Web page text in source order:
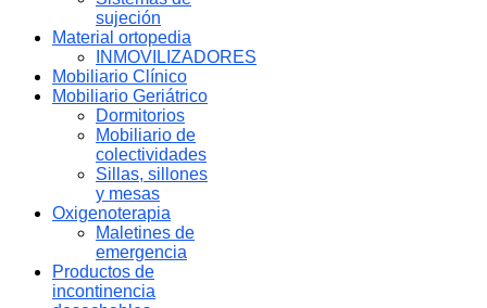
sujeción
Material ortopedia
INMOVILIZADORES
Mobiliario Clínico
Mobiliario Geriátrico
Dormitorios
Mobiliario de
colectividades
Sillas, sillones
y mesas
Oxigenoterapia
Maletines de
emergencia
Productos de
incontinencia